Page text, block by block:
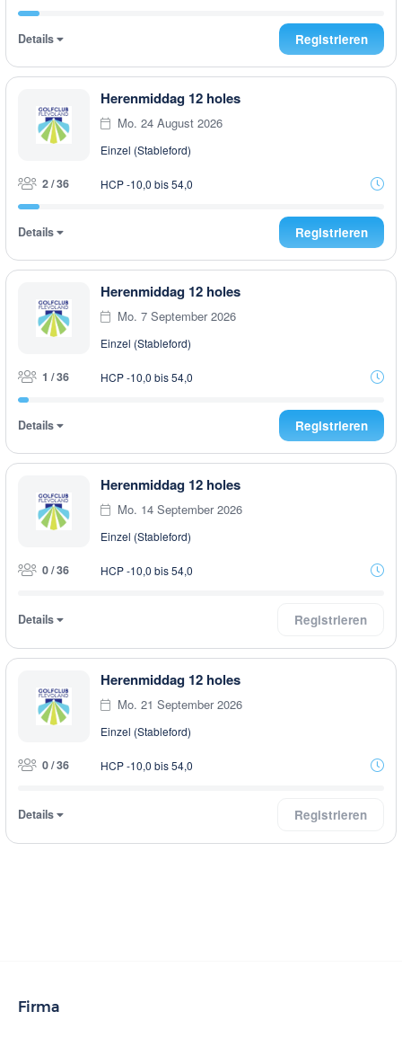
Details Registrieren
Herenmiddag 12 holes
Mo. 24 August 2026
Einzel (Stableford)
2 / 36 HCP -10,0 bis 54,0
Details Registrieren
Herenmiddag 12 holes
Mo. 7 September 2026
Einzel (Stableford)
1 / 36 HCP -10,0 bis 54,0
Details Registrieren
Herenmiddag 12 holes
Mo. 14 September 2026
Einzel (Stableford)
0 / 36 HCP -10,0 bis 54,0
Details Registrieren
Herenmiddag 12 holes
Mo. 21 September 2026
Einzel (Stableford)
0 / 36 HCP -10,0 bis 54,0
Details Registrieren
Firma